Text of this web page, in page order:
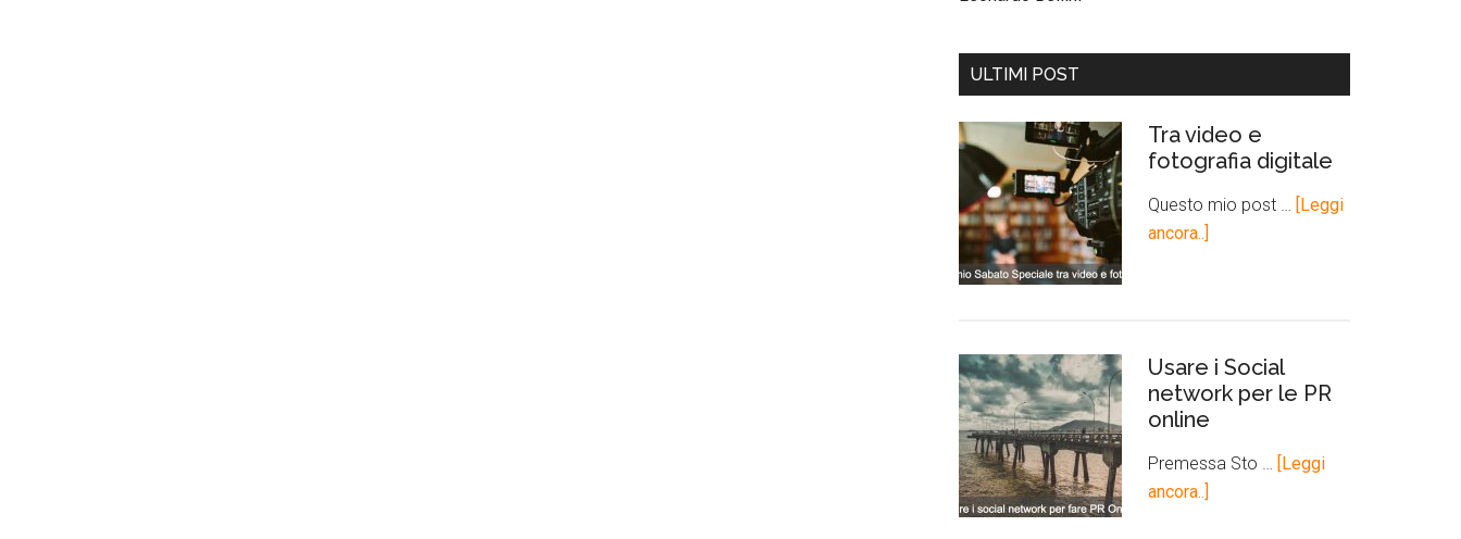
ULTIMI POST
Tra video e
fotografia digitale
Questo mio post …
[Leggi
ancora..]
Usare i Social
network per le PR
online
Premessa Sto …
[Leggi
ancora..]